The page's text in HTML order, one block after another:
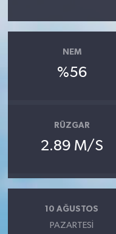
NEM
%56
RÜZGAR
2.89 M/S
10 AĞUSTOS
PAZARTESI